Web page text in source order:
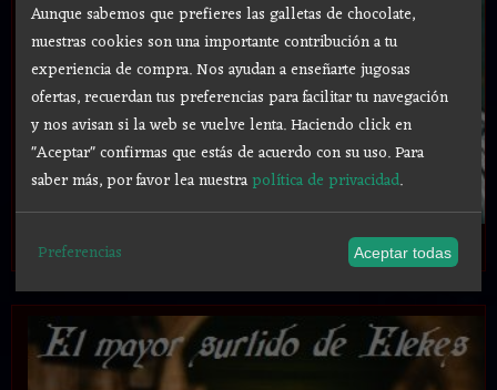
Aunque sabemos que prefieres las galletas de chocolate,
nuestras cookies son una importante contribución a tu
experiencia de compra. Nos ayudan a enseñarte jugosas
ofertas, recuerdan tus preferencias para facilitar tu navegación
y nos avisan si la web se vuelve lenta. Haciendo click en
"Aceptar" confirmas que estás de acuerdo con su uso.Para
saber más, por favor lea nuestrapolítica de privacidad.
Preferencias Aceptar todas